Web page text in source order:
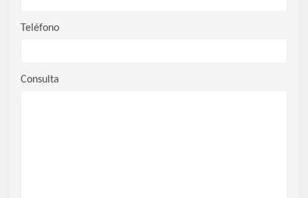
Teléfono
Consulta